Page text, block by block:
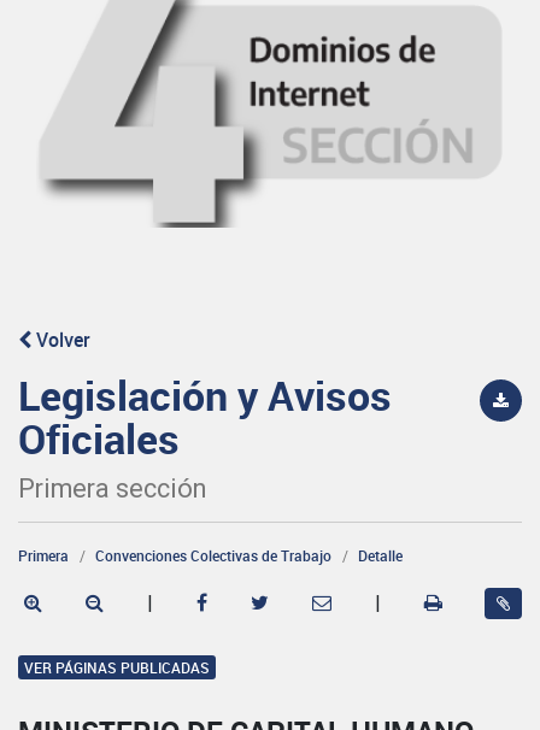
Volver
Legislación y Avisos
Oficiales
Primera sección
Primera Convenciones Colectivas de Trabajo Detalle
| |
VER PÁGINAS PUBLICADAS